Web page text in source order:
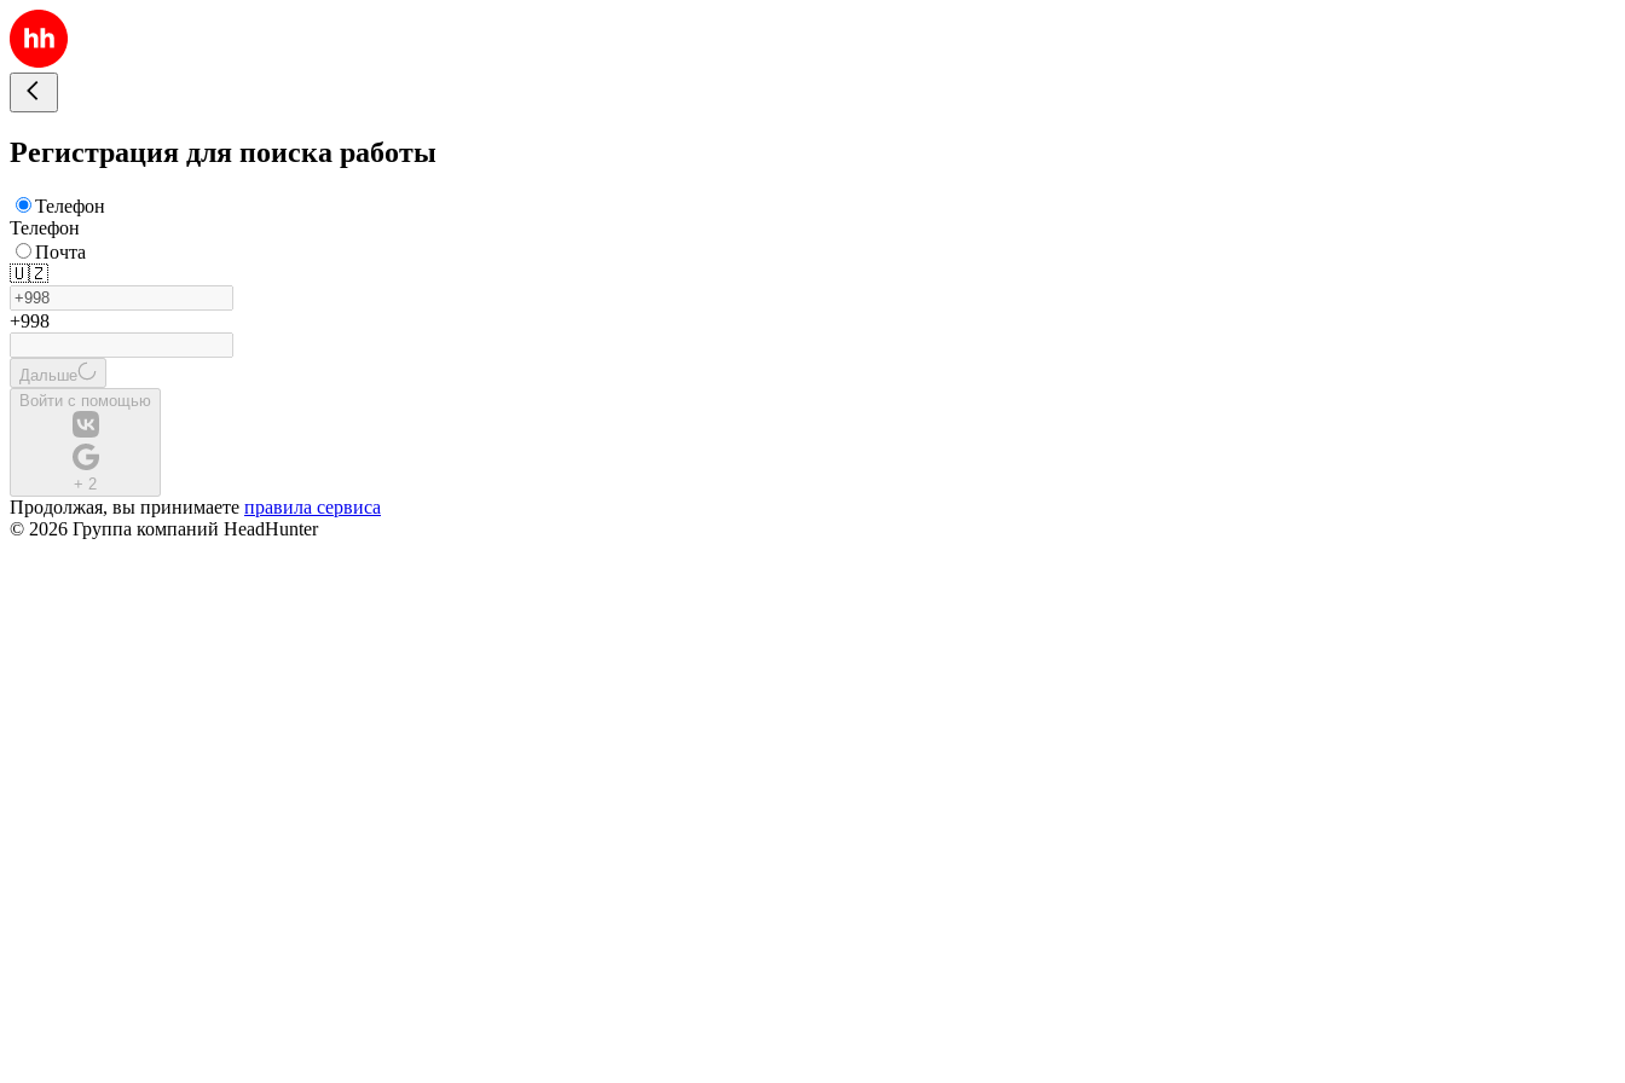
Регистрация для поиска работы
Телефон
Телефон
Почта
🇺🇿
+998
Дальше
Войти с помощью
+ 2
Продолжая, вы принимаете правила сервиса
© 2026 Группа компаний HeadHunter